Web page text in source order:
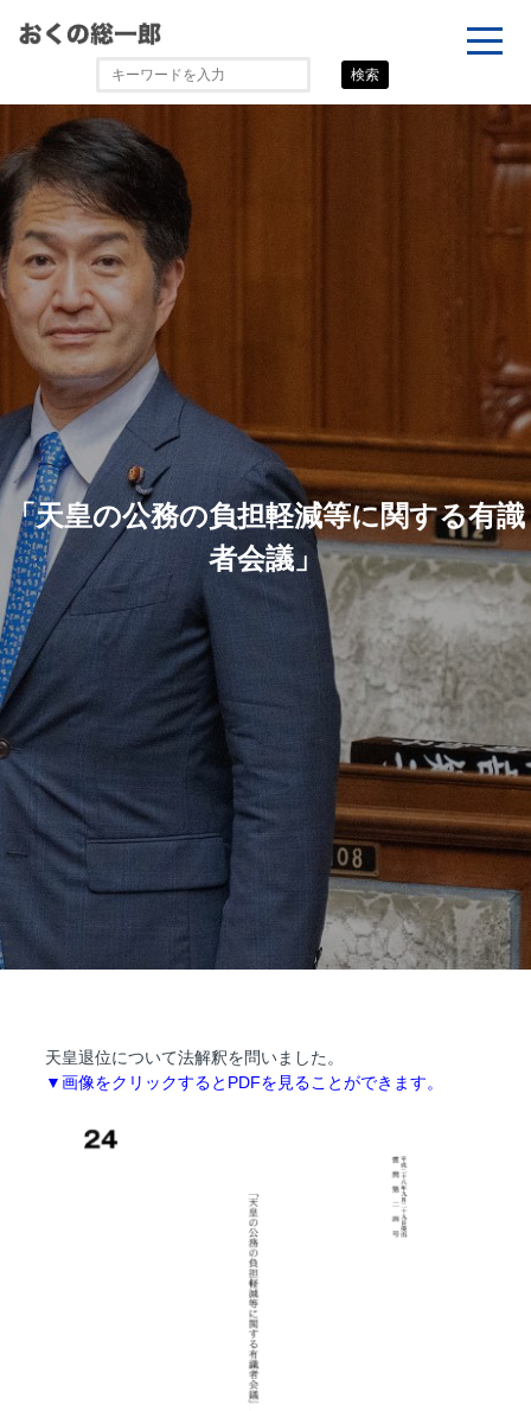
検索
「天皇の公務の負担軽減等に関する有識
者会議」
天皇退位について法解釈を問いました。
▼画像をクリックするとPDFを見ることができます。